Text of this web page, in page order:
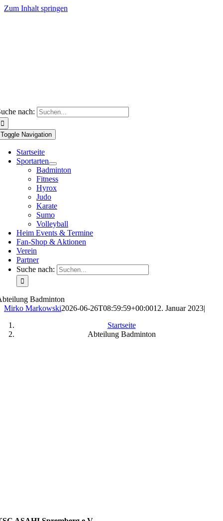
Zum Inhalt springen
nach:
Toggle Navigation
Startseite
Sportarten
Badminton
Fitness
Hyrox
Judo
Karate
Sumo
Volleyball
Heim Events & Termine
Fan-Shop & Aktionen
Verein
Partner
Suche nach:
Badminton
Mirko Markowski2026-06-26T08:59:59+00:0012. Januar 2023|
Startseite
Abteilung Badminton